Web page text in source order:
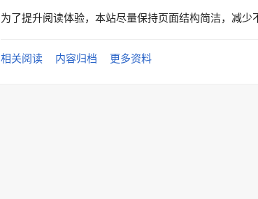
为了提升阅读体验，本站尽量保持页面结构简洁，减少
相关阅读 内容归档 更多资料